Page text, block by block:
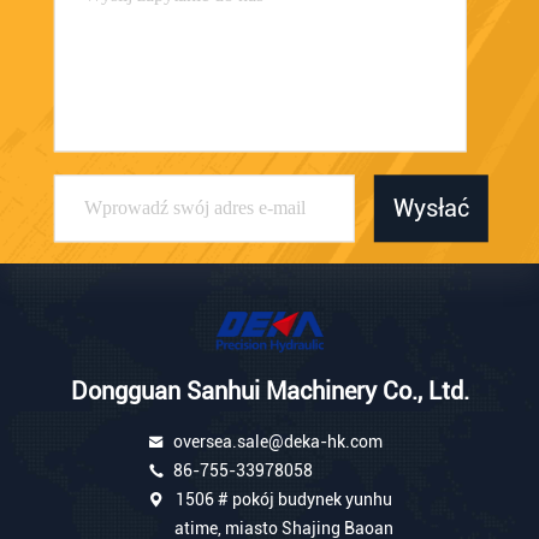
Wysłać
Dongguan Sanhui Machinery Co., Ltd.
oversea.sale@deka-hk.com
86-755-33978058
1506 # pokój budynek yunhu
atime, miasto Shajing Baoan